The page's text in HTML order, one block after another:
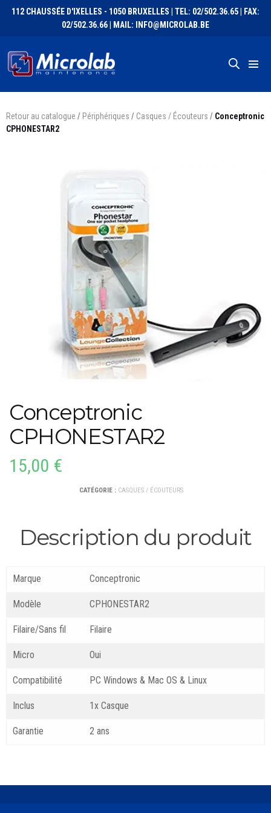
112 CHAUSSÉE D'IXELLES - 1050 BRUXELLES | TEL: 02/502.36.65 | FAX:
02/502.36.66 | MAIL: INFO@MICROLAB.BE
Retour au catalogue / Périphériques / Casques / Écouteurs / Conceptronic
CPHONESTAR2
Conceptronic
CPHONESTAR2
15,00 €
CATÉGORIE : CASQUES / ÉCOUTEURS
Description du produit
Marque Conceptronic
Modèle CPHONESTAR2
Filaire/Sans fil Filaire
Micro Oui
Compatibilité PC Windows & Mac OS & Linux
Inclus 1x Casque
Garantie 2 ans